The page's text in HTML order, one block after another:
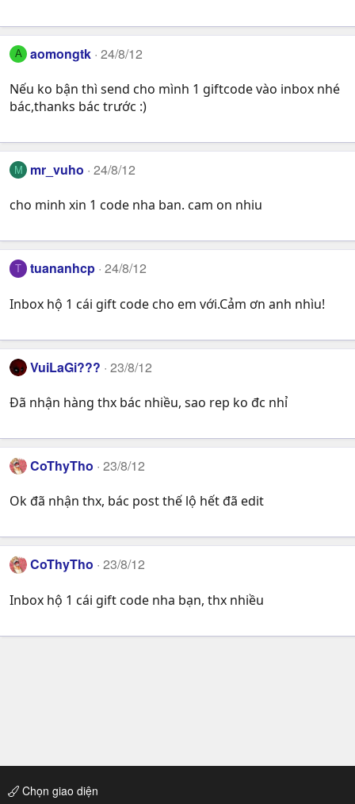
A aomongtk 24/8/12
Nếu ko bận thì send cho mình 1 giftcode vào inbox nhé
bác,thanks bác trước :)
M mr_vuho 24/8/12
cho minh xin 1 code nha ban. cam on nhiu
T tuananhcp 24/8/12
Inbox hộ 1 cái gift code cho em với.Cảm ơn anh nhìu!
VuiLaGi??? 23/8/12
Đã nhận hàng thx bác nhiều, sao rep ko đc nhỉ
CoThyTho 23/8/12
Ok đã nhận thx, bác post thế lộ hết đã edit
CoThyTho 23/8/12
Inbox hộ 1 cái gift code nha bạn, thx nhiều
Chọn giao diện